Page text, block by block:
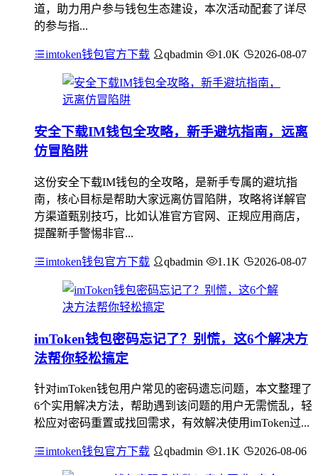
道，助力用户参与钱包生态建设，本次活动配套了详尽
的参与指...
imtoken钱包官方下载 qbadmin 1.0K 2026-08-07
安全下载IM钱包全攻略，新手避坑指南，远离
仿冒陷阱
这份安全下载IM钱包的全攻略，是新手专属的避坑指
南，核心目标是帮助大家远离仿冒陷阱，攻略将详解官
方渠道甄别技巧，比如认准官方官网、正规应用商店，
提醒新手警惕非官...
imtoken钱包官方下载 qbadmin 1.1K 2026-08-07
imToken钱包密码忘记了？别慌，这6个解决方
法帮你轻松搞定
针对imToken钱包用户常见的密码遗忘问题，本文整理了
6个实用解决方法，帮助遇到该问题的用户无需慌乱，轻
松应对密码重置或找回需求，有效解决使用imToken过...
imtoken钱包官方下载 qbadmin 1.1K 2026-08-06